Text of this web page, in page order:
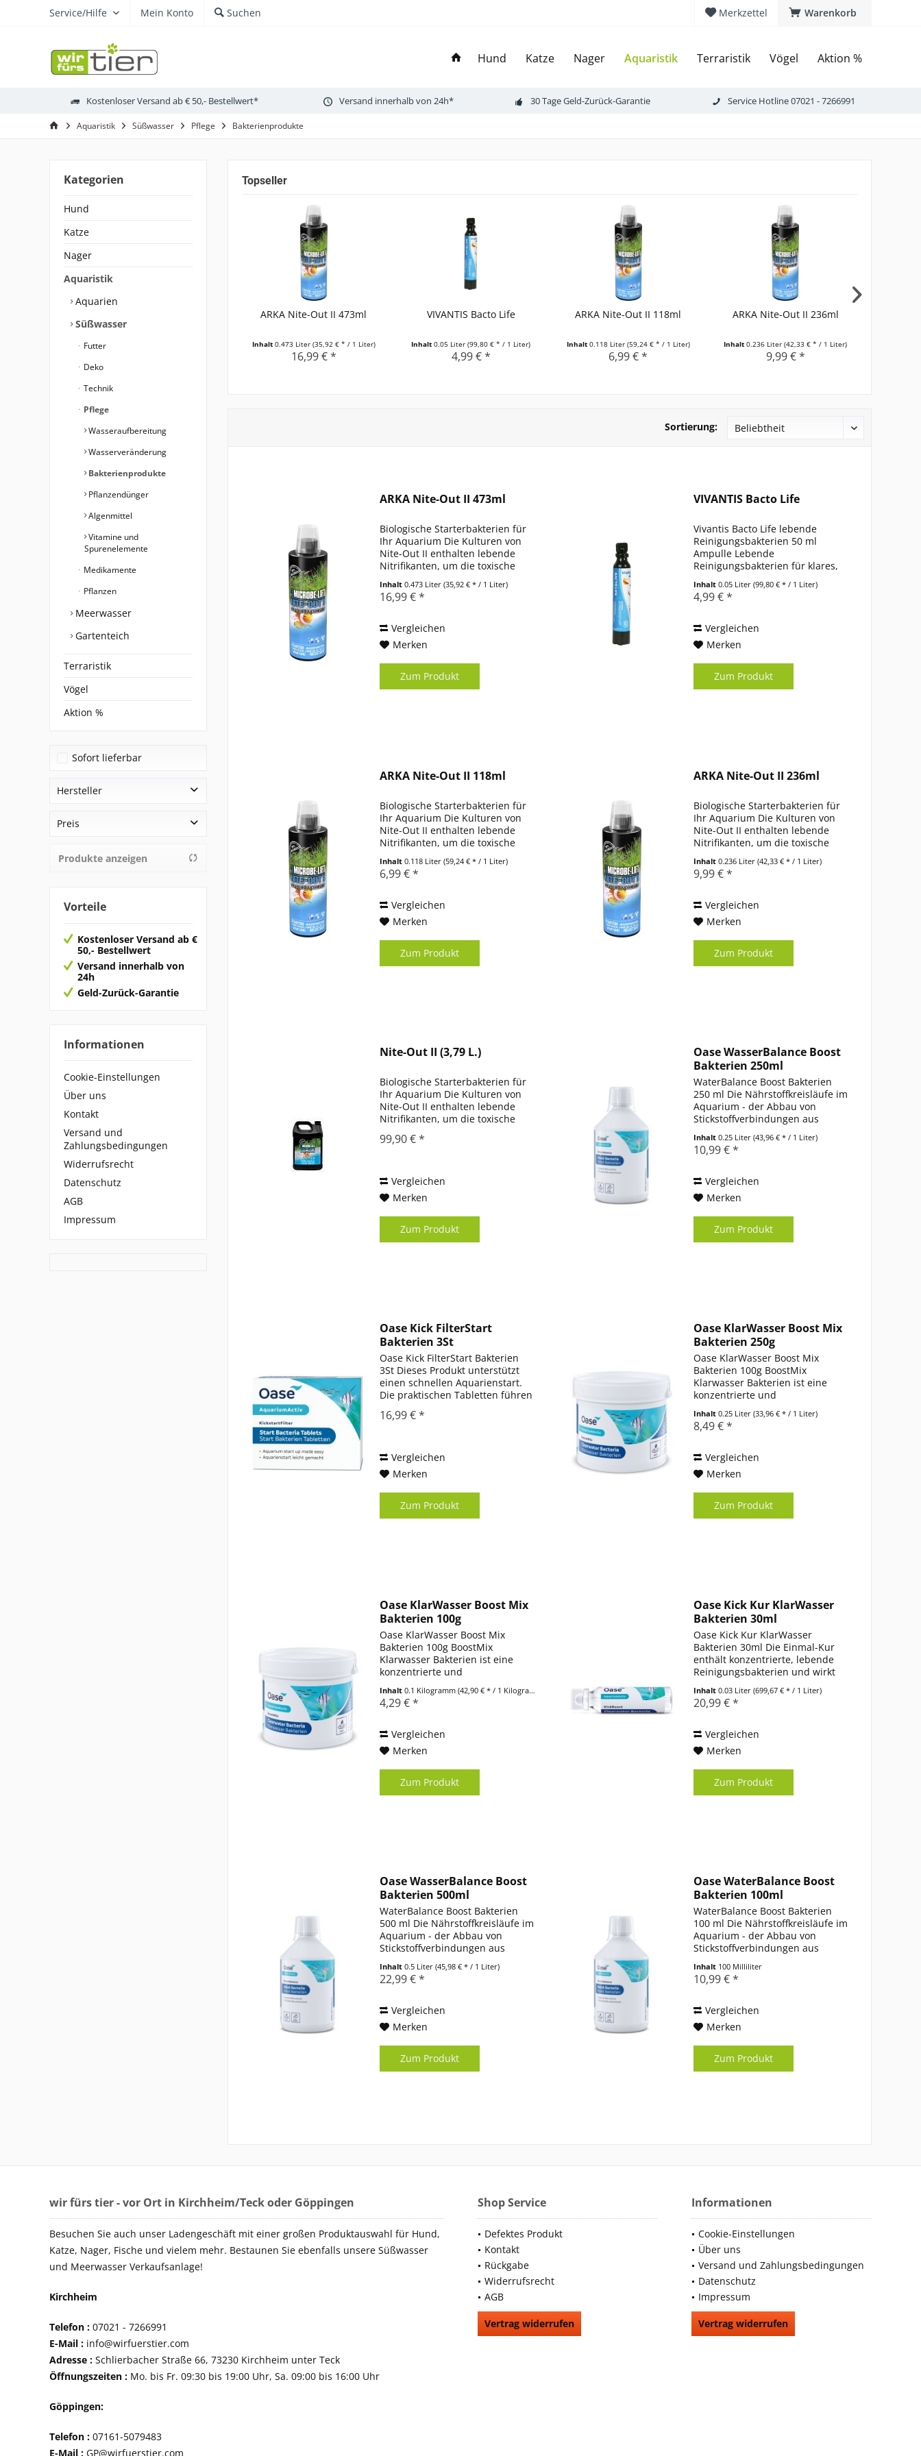
Warenkorb
Merkzettel
Service/Hilfe Mein Konto Suchen
Hund Katze Nager Aquaristik Terraristik Vögel Aktion %
Kostenloser Versand ab € 50,- Bestellwert* Versand innerhalb von 24h* 30 Tage Geld-Zurück-Garantie Service Hotline 07021 - 7266991
Aquaristik Süßwasser Pflege Bakterienprodukte
Kategorien
Hund
Katze
Nager
Aquaristik
Aquarien
Süßwasser
Futter
Deko
Technik
Pflege
Wasseraufbereitung
Wasserveränderung
Bakterienprodukte
Pflanzendünger
Algenmittel
Vitamine und
Spurenelemente
Medikamente
Pflanzen
Meerwasser
Gartenteich
Terraristik
Vögel
Aktion %
Sofort lieferbar
Hersteller
Juwel
Oase
Preis
bis
Produkte anzeigen
Vorteile
Kostenloser Versand ab €
50,- Bestellwert
Versand innerhalb von
24h
Geld-Zurück-Garantie
Informationen
Cookie-Einstellungen
Über uns
Kontakt
Versand und
Zahlungsbedingungen
Widerrufsrecht
Datenschutz
AGB
Impressum
Topseller
ARKA Nite-Out II 473ml
Inhalt 0.473 Liter (35,92 € * / 1 Liter)
16,99 € *
VIVANTIS Bacto Life
Inhalt0.05 Liter(99,80 € * / 1 Liter)
4,99 € *
ARKA Nite-Out II 118ml
Inhalt 0.118 Liter (59,24 € * / 1 Liter)
6,99 € *
ARKA Nite-Out II 236ml
Inhalt0.236 Liter(42,33 € * / 1 Liter)
9,99 € *
Sortierung:
ARKA Nite-Out II 473ml
Biologische Starterbakterien für
Ihr Aquarium Die Kulturen von
Nite-Out II enthalten lebende
Nitrifikanten, um die toxische
Ammonium/Ammoniak und Nitrit
im Aquarium zu beseitigen.
Aquarium...
Inhalt0.473 Liter(35,92 € * / 1 Liter)
16,99 € *
Vergleichen
Merken
Zum Produkt
VIVANTIS Bacto Life
Vivantis Bacto Life lebende
Reinigungsbakterien 50 ml
Ampulle Lebende
Reinigungsbakterien für klares,
Süßwasseraquarien Entfernt
Giftstoffe (z. B. Ammoniak), senkt
fördert den...
Inhalt0.05 Liter(99,80 € * / 1 Liter)
4,99 € *
Vergleichen
Merken
Zum Produkt
ARKA Nite-Out II 118ml
Biologische Starterbakterien für
Ihr Aquarium Die Kulturen von
Nite-Out II enthalten lebende
Nitrifikanten, um die toxische
Ammonium/Ammoniak und Nitrit
im Aquarium zu beseitigen.
Aquarium...
Inhalt0.118 Liter(59,24 € * / 1 Liter)
6,99 € *
Vergleichen
Merken
Zum Produkt
ARKA Nite-Out II 236ml
Biologische Starterbakterien für
Ihr Aquarium Die Kulturen von
Nite-Out II enthalten lebende
Nitrifikanten, um die toxische
Ammonium/Ammoniak und Nitrit
im Aquarium zu beseitigen.
Aquarium...
Inhalt0.236 Liter(42,33 € * / 1 Liter)
9,99 € *
Vergleichen
Merken
Zum Produkt
Nite-Out II (3,79 L.)
Biologische Starterbakterien für
Ihr Aquarium Die Kulturen von
Nite-Out II enthalten lebende
Nitrifikanten, um die toxische
Ammonium/Ammoniak und Nitrit
Aquarium...
99,90 € *
Vergleichen
Merken
Zum Produkt
Oase WasserBalance Boost
Bakterien 250ml
WaterBalance Boost Bakterien
250 ml Die Nährstoffkreisläufe im
Aquarium - der Abbau von
Stickstoffverbindungen aus
für das biologische Gleichgewicht
eines Aquariums von
Inhalt0.25 Liter(43,96 € * / 1 Liter)
10,99 € *
Vergleichen
Merken
Zum Produkt
Oase Kick FilterStart
Bakterien 3St
Oase Kick FilterStart Bakterien
3St Dieses Produkt unterstützt
einen schnellen Aquarienstart.
Die praktischen Tabletten führen
Mikroorganismen zu, die
16,99 € *
Vergleichen
Merken
Zum Produkt
Oase KlarWasser Boost Mix
Bakterien 250g
Oase KlarWasser Boost Mix
Bakterien 100g BoostMix
Klarwasser Bakterien ist eine
konzentrierte und
natürlicher Klarwasser-Bakterien.
Für die biologische
Aquarienwasser ist es...
Inhalt0.25 Liter(33,96 € * / 1 Liter)
8,49 € *
Vergleichen
Merken
Zum Produkt
Oase KlarWasser Boost Mix
Bakterien 100g
Oase KlarWasser Boost Mix
Bakterien 100g BoostMix
Klarwasser Bakterien ist eine
konzentrierte und
natürlicher Klarwasser-Bakterien.
Für die biologische
Aquarienwasser ist es...
Inhalt0.1 Kilogramm(42,90 € * / 1 Kilogramm)
4,29 € *
Vergleichen
Merken
Zum Produkt
Oase Kick Kur KlarWasser
Bakterien 30ml
Oase Kick Kur KlarWasser
Bakterien 30ml Die Einmal-Kur
enthält konzentrierte, lebende
Reinigungsbakterien und wirkt
und Nitrit. Besonders
empfehlenswert ist die
Fische, denn das...
Inhalt0.03 Liter(699,67 € * / 1 Liter)
20,99 € *
Vergleichen
Merken
Zum Produkt
Oase WasserBalance Boost
Bakterien 500ml
WaterBalance Boost Bakterien
500 ml Die Nährstoffkreisläufe im
Aquarium - der Abbau von
Stickstoffverbindungen aus
für das biologische Gleichgewicht
eines Aquariums von
Inhalt0.5 Liter(45,98 € * / 1 Liter)
22,99 € *
Vergleichen
Merken
Zum Produkt
Oase WaterBalance Boost
Bakterien 100ml
WaterBalance Boost Bakterien
100 ml Die Nährstoffkreisläufe im
Aquarium - der Abbau von
Stickstoffverbindungen aus
für das biologische Gleichgewicht
eines Aquariums von
Inhalt 100 Milliliter
10,99 € *
Vergleichen
Merken
Zum Produkt
wir fürs tier - vor Ort in Kirchheim/Teck oder Göppingen
Besuchen Sie auch unser Ladengeschäft mit einer großen Produktauswahl für Hund,
Katze, Nager, Fische und vielem mehr. Bestaunen Sie ebenfalls unsere Süßwasser
und Meerwasser Verkaufsanlage!
Kirchheim
Telefon : 07021 - 7266991
E-Mail : info@wirfuerstier.com
Adresse : Schlierbacher Straße 66, 73230 Kirchheim unter Teck
Öffnungszeiten : Mo. bis Fr. 09:30 bis 19:00 Uhr, Sa. 09:00 bis 16:00 Uhr
Göppingen:
Telefon : 07161-5079483
E-Mail : GP@wirfuerstier.com
Shop Service
Defektes Produkt
Kontakt
Rückgabe
Widerrufsrecht
AGB
Vertrag widerrufen
Informationen
Cookie-Einstellungen
Über uns
Versand und Zahlungsbedingungen
Datenschutz
Impressum
Vertrag widerrufen